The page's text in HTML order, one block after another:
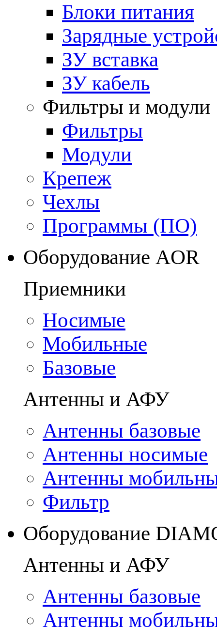
Блоки питания
Зарядные
ЗУ вставка
ЗУ кабель
Фильтры и модули
Фильтры
Модули
Крепеж
Чехлы
Программы (ПО)
Оборудование AOR
Приемники
Носимые
Мобильные
Базовые
Антенны и АФУ
Антенны базовые
Антенны носимые
Антенны
Фильтр
Оборудование
Антенны и АФУ
Антенны базовые
Антенны